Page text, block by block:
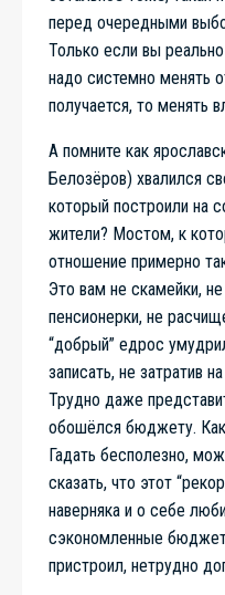
перед очередными
Только если вы
надо системно менять
получается, то менять
А помните как
Белозёров) хвалился
который построили на
жители? Мостом, к
отношение примерно
Это вам не скамейки,
пенсионерки, не
“добрый” едрос
записать, не затратив
Трудно даже
обошёлся бюджету.
Гадать бесполезно,
сказать, что этот
наверняка и о себе
сэкономленные
пристроил, нетрудно